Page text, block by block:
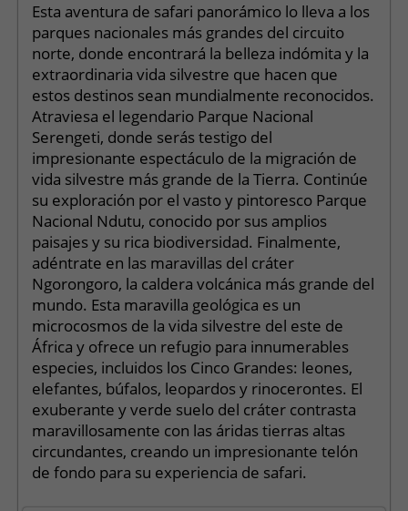
Esta aventura de safari panorámico lo lleva a los
parques nacionales más grandes del circuito
norte, donde encontrará la belleza indómita y la
extraordinaria vida silvestre que hacen que
estos destinos sean mundialmente reconocidos.
Atraviesa el legendario Parque Nacional
Serengeti, donde serás testigo del
impresionante espectáculo de la migración de
vida silvestre más grande de la Tierra. Continúe
su exploración por el vasto y pintoresco Parque
Nacional Ndutu, conocido por sus amplios
paisajes y su rica biodiversidad. Finalmente,
adéntrate en las maravillas del cráter
Ngorongoro, la caldera volcánica más grande del
mundo. Esta maravilla geológica es un
microcosmos de la vida silvestre del este de
África y ofrece un refugio para innumerables
especies, incluidos los Cinco Grandes: leones,
elefantes, búfalos, leopardos y rinocerontes. El
exuberante y verde suelo del cráter contrasta
maravillosamente con las áridas tierras altas
circundantes, creando un impresionante telón
de fondo para su experiencia de safari.